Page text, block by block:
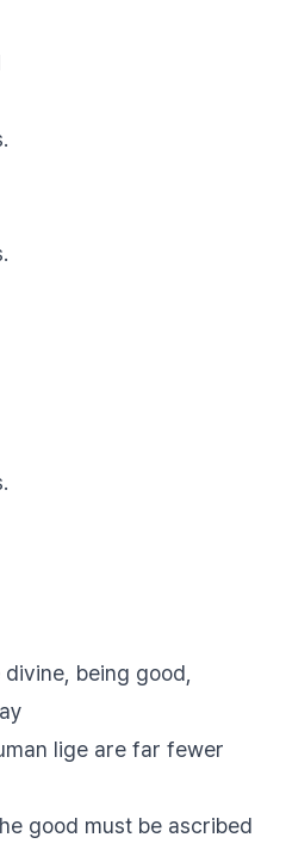
being good,
lige are far fewer
good must be ascribed